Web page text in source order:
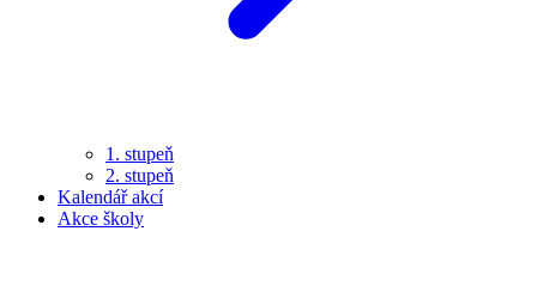
1. stupeň
2. stupeň
Kalendář akcí
Akce školy